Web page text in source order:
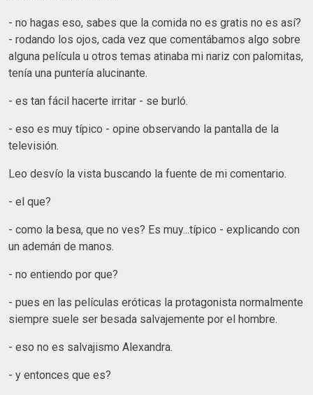
- no hagas eso, sabes que la comida no es gratis no es así?
- rodando los ojos, cada vez que comentábamos algo sobre
alguna película u otros temas atinaba mi nariz con palomitas,
tenía una puntería alucinante.
- es tan fácil hacerte irritar - se burló.
- eso es muy típico - opine observando la pantalla de la
televisión.
Leo desvío la vista buscando la fuente de mi comentario.
- el que?
- como la besa, que no ves? Es muy...típico - explicando con
un ademán de manos.
- no entiendo por que?
- pues en las películas eróticas la protagonista normalmente
siempre suele ser besada salvajemente por el hombre.
- eso no es salvajismo Alexandra.
- y entonces que es?